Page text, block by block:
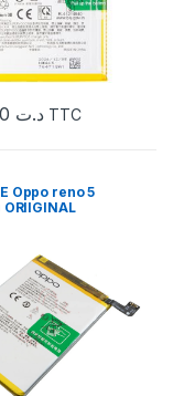
د.ت TTC
Oppo reno 5
ORIIGINAL